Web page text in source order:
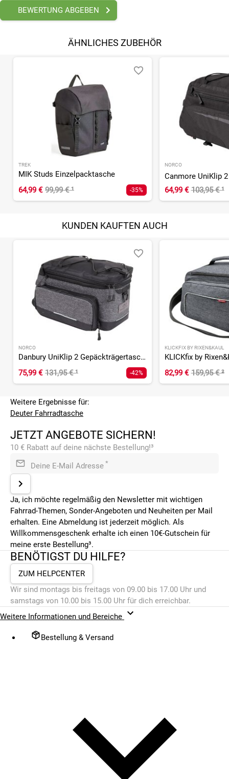
BEWERTUNG ABGEBEN
ÄHNLICHES ZUBEHÖR
TREK
MIK Studs Einzelpacktasche
64,99 € 99,99 €¹ -35%
NORCO
64,99 € 103,95 €¹
KUNDEN KAUFTEN AUCH
NORCO
Danbury UniKlip 2 Gepäckträgertasche
75,99 € 131,95 €¹ -42%
KLICKFIX BY RIXEN&KAUL
82,99 € 159,95 €²
Weitere Ergebnisse für:
Deuter Fahrradtasche
JETZT ANGEBOTE SICHERN!
10 € Rabatt auf deine nächste Bestellung!³
Deine E-Mail Adresse *
Ja, ich möchte regelmäßig den Newsletter mit wichtigen
Fahrrad-Themen, Sonder-Angeboten und Neuheiten per Mail
erhalten. Eine Abmeldung ist jederzeit möglich. Als
Willkommensgeschenk erhalte ich einen 10€-Gutschein für
meine erste Bestellung³.
BENÖTIGST DU HILFE?
ZUM HELPCENTER
Wir sind montags bis freitags von 09.00 bis 17.00 Uhr und
samstags von 10.00 bis 15.00 Uhr für dich erreichbar.
Weitere Informationen und Bereiche
Bestellung & Versand